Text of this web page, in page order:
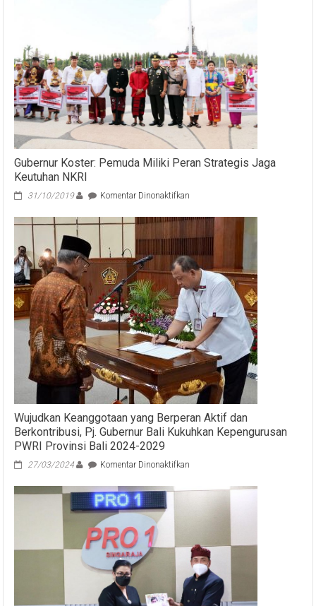
Gubernur Koster: Pemuda Miliki Peran Strategis Jaga
Keutuhan NKRI
31/10/2019 Komentar Dinonaktifkan
Koster:
Peran
Strategis
Jaga
Keutuhan
NKRI
Wujudkan Keanggotaan yang Berperan Aktif dan
Berkontribusi, Pj. Gubernur Bali Kukuhkan Kepengurusan
PWRI Provinsi Bali 2024-2029
27/03/2024 Komentar Dinonaktifkan
Keanggotaan
Berkontribusi,
Pj.
Gubernur
Bali
Kukuhkan